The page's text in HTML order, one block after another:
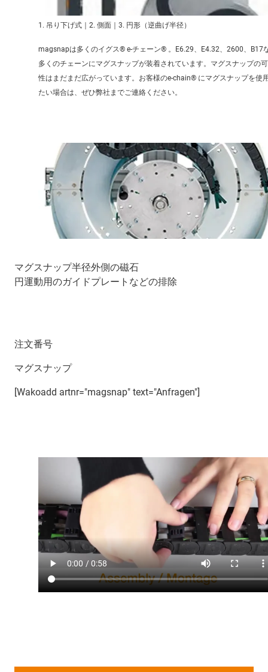
1. 吊り下げ式｜2. 側面｜3. 円形（逆曲げ半径）
magsnapは多くのイグス® e-チェーン® 。E6.29、E4.32、2600、B17
多くのチェーンにマグスナップが装着されています。マグスナップの
性はまだまだ広がっています。お客様のe-chain® にマグスナップを使
たい場合は、ぜひ弊社までご連絡ください。
マグスナップ半径外側の磁石
円運動用のガイドプレートなどの排除
注文番号
マグスナップ
[Wakoadd artnr="magsnap" text="Anfragen"]